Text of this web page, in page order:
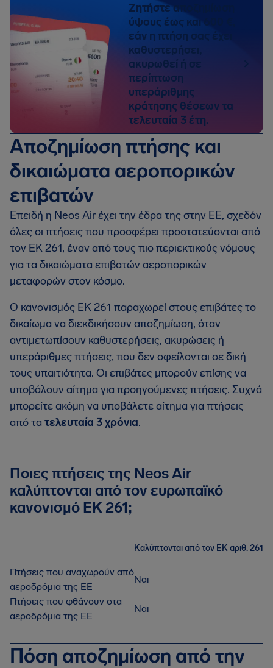
Ζητήστε αποζημίωση
ύψους έως και 600 €,
εάν η πτήση σας έχει
καθυστερήσει,
ακυρωθεί ή σε
περίπτωση
υπεράριθμης
κράτησης θέσεων τα
τελευταία 3 έτη.
Αποζημίωση πτήσης και
δικαιώματα αεροπορικών
επιβατών
Επειδή η Neos Air έχει την έδρα της στην ΕΕ, σχεδόν
όλες οι πτήσεις που προσφέρει προστατεύονται από
τον EΚ 261, έναν από τους πιο περιεκτικούς νόμους
για τα δικαιώματα επιβατών αεροπορικών
μεταφορών στον κόσμο.
Ο κανονισμός EΚ 261 παραχωρεί στους επιβάτες το
δικαίωμα να διεκδικήσουν αποζημίωση, όταν
αντιμετωπίσουν καθυστερήσεις, ακυρώσεις ή
υπεράριθμες πτήσεις, που δεν οφείλονται σε δική
τους υπαιτιότητα. Οι επιβάτες μπορούν επίσης να
υποβάλουν αίτημα για προηγούμενες πτήσεις. Συχνά
μπορείτε ακόμη να υποβάλετε αίτημα για πτήσεις
από τα τελευταία 3 χρόνια.
Ποιες πτήσεις της Neos Air
καλύπτονται από τον ευρωπαϊκό
κανονισμό ΕΚ 261;
Καλύπτονται από τον ΕΚ αριθ. 261
Πτήσεις που αναχωρούν από
αεροδρόμια της ΕΕ
Ναι
Πτήσεις που φθάνουν στα
αεροδρόμια της ΕΕ
Ναι
Πόση αποζημίωση από την